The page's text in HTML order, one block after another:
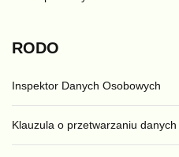
RODO
Inspektor Danych Osobowych
Klauzula o przetwarzaniu danych